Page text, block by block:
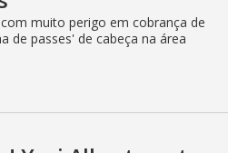
muito perigo em cobrança de
de passes' de cabeça na área